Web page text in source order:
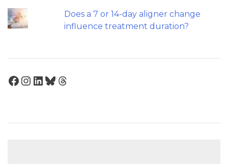
Does a 7 or 14-day aligner change
influence treatment duration?
Facebook
Instagram
LinkedIn
Bluesky
Threads